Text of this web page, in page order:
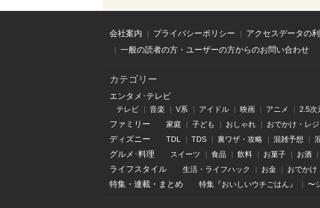
会社案内 プライバシーポリシー アクセスデータの
一般の読者の方・ユーザーの方からのお問い合わせ
カテゴリー
エンタメ･テレビ
テレビ 音楽 V系 アイドル 映画 アニメ 2.5次
ファミリー 家庭 子ども おしゃれ おでかけ・レ
ディズニー TDL TDS 裏ワザ・攻略 混雑予想
グルメ･料理 スイーツ 食品 飲料 お菓子 お酒
ライフスタイル 生活・ライフハック お金 おでかけ
特集 ・ 連載 ・ まとめ 特集『おいしいウチごはん』 〜